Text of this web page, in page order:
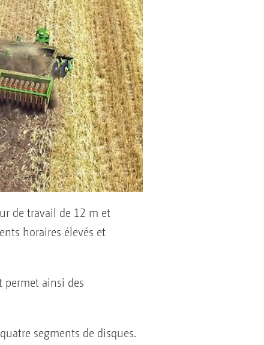
de travail de 12 m et
horaires élevés et
permet ainsi des
segments de disques.